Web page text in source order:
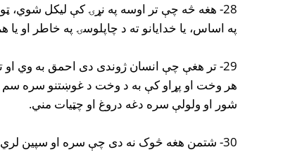
28- هغه څه چې تر اوسه په نړۍ کې لیکل شوي،
په اساس، یا خدایانو ته د چاپلوسۍ په خاطر او
29- تر هغې چې انسان ژوندی دی احمق به وي
هر وخت او پړاو کې به د وخت د غوښتنو سره سم
شور او ولولې سره دغه دروغ او چټیات مني.
30- شتمن هغه څوک نه دی چې سره او سپین